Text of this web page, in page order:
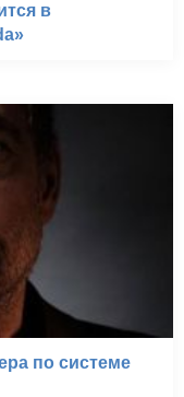
в
по системе